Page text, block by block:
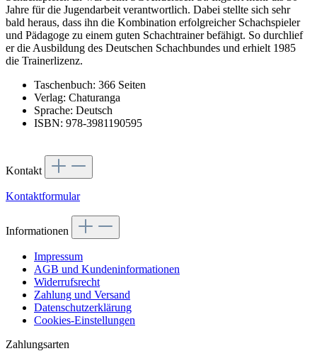
Jahre für die Jugendarbeit verantwortlich. Dabei stellte sich sehr
bald heraus, dass ihn die Kombination erfolgreicher Schachspieler
und Pädagoge zu einem guten Schachtrainer befähigt. So durchlief
er die Ausbildung des Deutschen Schachbundes und erhielt 1985
die Trainerlizenz.
Taschenbuch: 366 Seiten
Verlag: Chaturanga
Sprache: Deutsch
ISBN: 978-3981190595
Kontakt
Kontaktformular
Informationen
Impressum
AGB und Kundeninformationen
Widerrufsrecht
Zahlung und Versand
Datenschutzerklärung
Cookies-Einstellungen
Zahlungsarten